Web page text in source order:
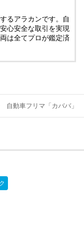
るアラカンです。自
心安全な取引を実現
は全てプロが鑑定済
自動車フリマ「カババ」